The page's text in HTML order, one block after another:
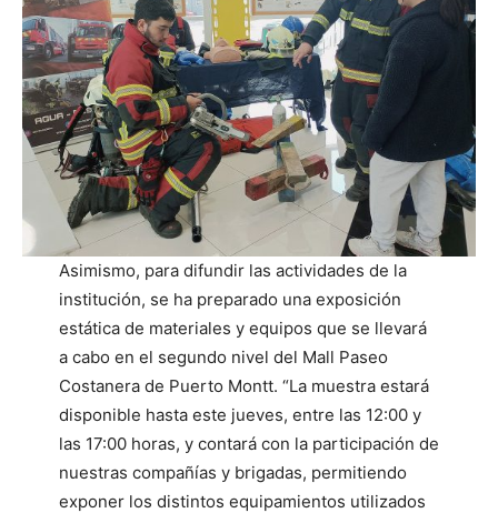
Asimismo, para difundir las actividades de la
institución, se ha preparado una exposición
estática de materiales y equipos que se llevará
a cabo en el segundo nivel del Mall Paseo
Costanera de Puerto Montt. “La muestra estará
disponible hasta este jueves, entre las 12:00 y
las 17:00 horas, y contará con la participación de
nuestras compañías y brigadas, permitiendo
exponer los distintos equipamientos utilizados